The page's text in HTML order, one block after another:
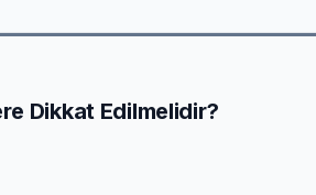
Dikkat Edilmelidir?